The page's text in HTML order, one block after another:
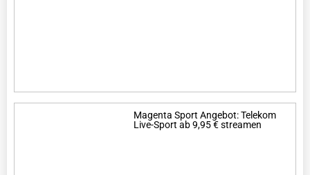
Magenta Sport Angebot: Telekom
Live-Sport ab 9,95 € streamen